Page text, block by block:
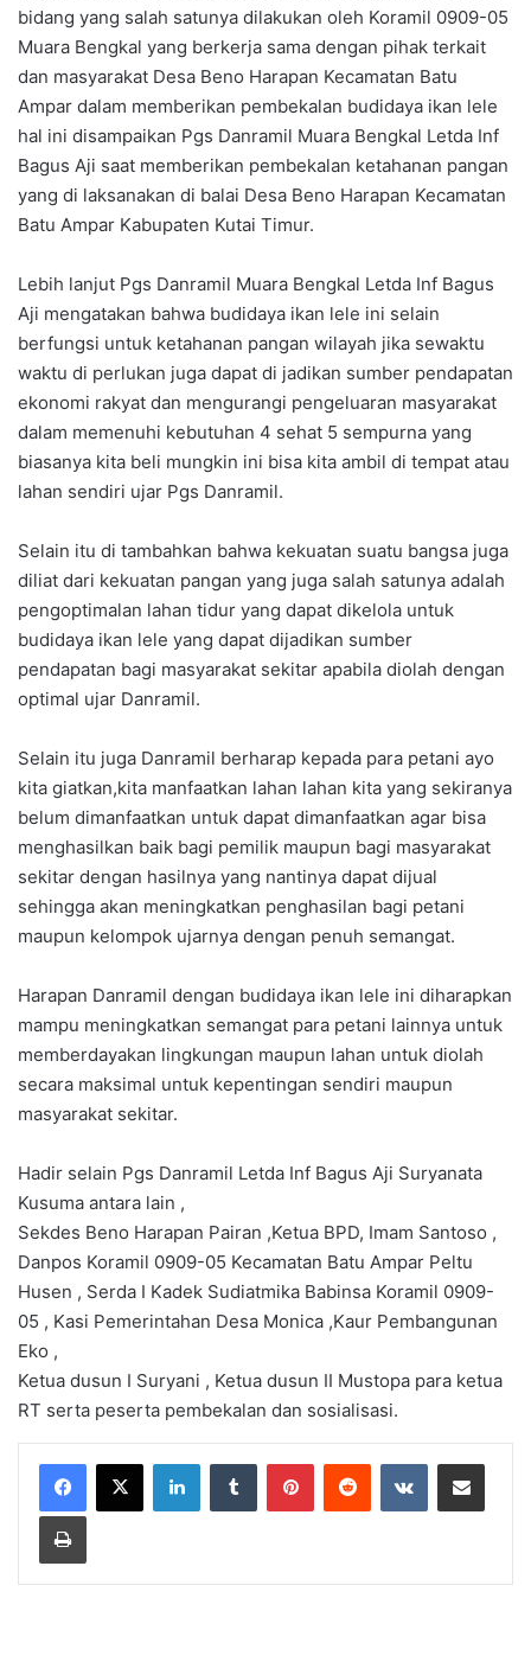
bidang yang salah satunya dilakukan oleh Koramil 0909-05
Muara Bengkal yang berkerja sama dengan pihak terkait
dan masyarakat Desa Beno Harapan Kecamatan Batu
Ampar dalam memberikan pembekalan budidaya ikan lele
hal ini disampaikan Pgs Danramil Muara Bengkal Letda Inf
Bagus Aji saat memberikan pembekalan ketahanan pangan
yang di laksanakan di balai Desa Beno Harapan Kecamatan
Batu Ampar Kabupaten Kutai Timur.
Lebih lanjut Pgs Danramil Muara Bengkal Letda Inf Bagus
Aji mengatakan bahwa budidaya ikan lele ini selain
berfungsi untuk ketahanan pangan wilayah jika sewaktu
waktu di perlukan juga dapat di jadikan sumber pendapatan
ekonomi rakyat dan mengurangi pengeluaran masyarakat
dalam memenuhi kebutuhan 4 sehat 5 sempurna yang
biasanya kita beli mungkin ini bisa kita ambil di tempat atau
lahan sendiri ujar Pgs Danramil.
Selain itu di tambahkan bahwa kekuatan suatu bangsa juga
diliat dari kekuatan pangan yang juga salah satunya adalah
pengoptimalan lahan tidur yang dapat dikelola untuk
budidaya ikan lele yang dapat dijadikan sumber
pendapatan bagi masyarakat sekitar apabila diolah dengan
optimal ujar Danramil.
Selain itu juga Danramil berharap kepada para petani ayo
kita giatkan,kita manfaatkan lahan lahan kita yang sekiranya
belum dimanfaatkan untuk dapat dimanfaatkan agar bisa
menghasilkan baik bagi pemilik maupun bagi masyarakat
sekitar dengan hasilnya yang nantinya dapat dijual
sehingga akan meningkatkan penghasilan bagi petani
maupun kelompok ujarnya dengan penuh semangat.
Harapan Danramil dengan budidaya ikan lele ini diharapkan
mampu meningkatkan semangat para petani lainnya untuk
memberdayakan lingkungan maupun lahan untuk diolah
secara maksimal untuk kepentingan sendiri maupun
masyarakat sekitar.
Hadir selain Pgs Danramil Letda Inf Bagus Aji Suryanata
Kusuma antara lain ,
Sekdes Beno Harapan Pairan ,Ketua BPD, Imam Santoso ,
Danpos Koramil 0909-05 Kecamatan Batu Ampar Peltu
Husen , Serda I Kadek Sudiatmika Babinsa Koramil 0909-
05 , Kasi Pemerintahan Desa Monica ,Kaur Pembangunan
Eko ,
Ketua dusun I Suryani , Ketua dusun II Mustopa para ketua
RT serta peserta pembekalan dan sosialisasi.
LinkedInTumblr PinterestReddit VKontakteShare via Email
Print